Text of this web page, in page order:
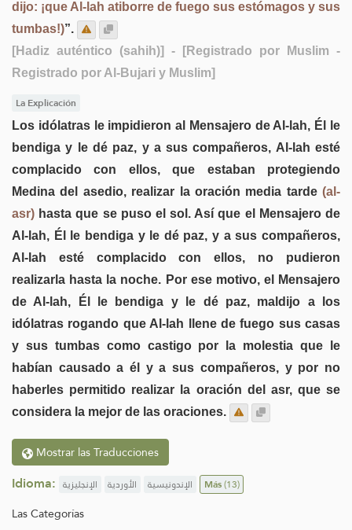
dijo: ¡que Al-lah atiborre de fuego sus estómagos y sus
tumbas!)”.
[Hadiz auténtico (sahih)]
- [Registrado por Muslim -
Registrado por Al-Bujari y Muslim]
La Explicación
Los idólatras le impidieron al Mensajero de Al-lah, Él le
bendiga y le dé paz, y a sus compañeros, Al-lah esté
complacido con ellos, que estaban protegiendo
Medina del asedio, realizar la oración media tarde (al-
asr) hasta que se puso el sol. Así que el Mensajero de
Al-lah, Él le bendiga y le dé paz, y a sus compañeros,
Al-lah esté complacido con ellos, no pudieron
realizarla hasta la noche. Por ese motivo, el Mensajero
de Al-lah, Él le bendiga y le dé paz, maldijo a los
idólatras rogando que Al-lah llene de fuego sus casas
y sus tumbas como castigo por la molestia que le
habían causado a él y a sus compañeros, y por no
haberles permitido realizar la oración del asr, que se
considera la mejor de las oraciones.
Mostrar las Traducciones
Idioma: الإنجليزية الأوردية الإندونيسية Más(13)
Las Categorías